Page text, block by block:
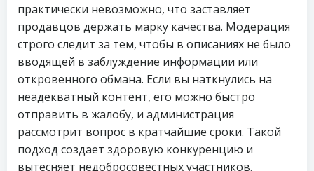
практически невозможно, что заставляет
продавцов держать марку качества. Модерация
строго следит за тем, чтобы в описаниях не было
вводящей в заблуждение информации или
откровенного обмана. Если вы наткнулись на
неадекватный контент, его можно быстро
отправить в жалобу, и администрация
рассмотрит вопрос в кратчайшие сроки. Такой
подход создает здоровую конкуренцию и
вытесняет недобросовестных участников.